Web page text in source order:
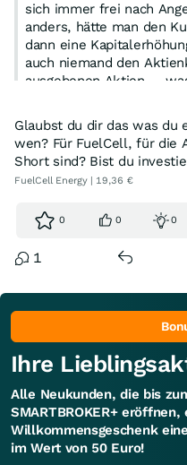
sich immer frei nach
anders, hätte man den
dann eine
auch niemand den
ausgebenen
Glaubst du dir das was du
wen? Für FuelCell, für die
Short sind? Bist du
FuelCell Energy | 19,36 €
0 0 0
1
Ihre
Alle Neukunden, die bis
SMARTBROKER+
Willkommensgeschenk
im Wert von 50 Euro!